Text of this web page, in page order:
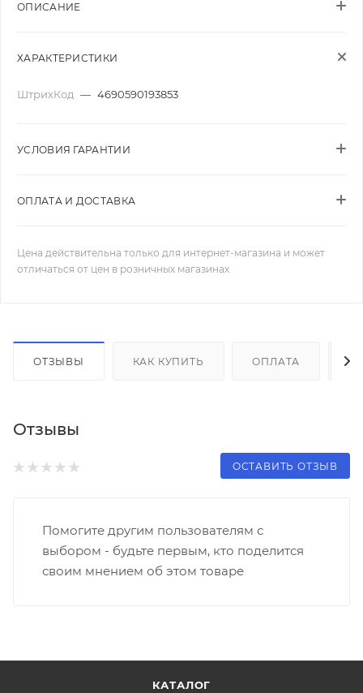
ОПИСАНИЕ
ХАРАКТЕРИСТИКИ
ШтрихКод — 4690590193853
УСЛОВИЯ ГАРАНТИИ
ОПЛАТА И ДОСТАВКА
Цена действительна только для интернет-магазина и может
отличаться от цен в розничных магазинах
ОТЗЫВЫ КАК КУПИТЬ ОПЛАТА
Отзывы
ОСТАВИТЬ ОТЗЫВ
Помогите другим пользователям с
выбором - будьте первым, кто поделится
своим мнением об этом товаре
КАТАЛОГ